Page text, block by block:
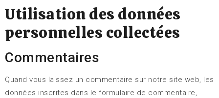
Utilisation des données
personnelles collectées
Commentaires
Quand vous laissez un commentaire sur notre site web, les
données inscrites dans le formulaire de commentaire,